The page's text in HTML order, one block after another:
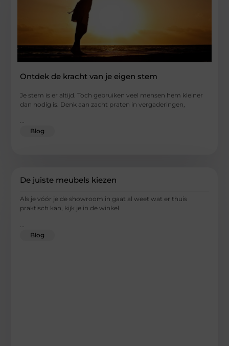
Ontdek de kracht van je eigen stem
Je stem is er altijd. Toch gebruiken veel mensen hem kleiner
dan nodig is. Denk aan zacht praten in vergaderingen,
...
Blog
De juiste meubels kiezen
Als je vóór je de showroom in gaat al weet wat er thuis
praktisch kan, kijk je in de winkel
Blog